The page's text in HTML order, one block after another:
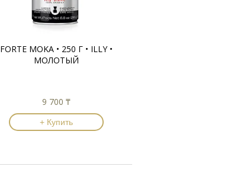
FORTE MOKA • 250 Г • ILLY •
МОЛОТЫЙ
9 700 ₸
+ Купить